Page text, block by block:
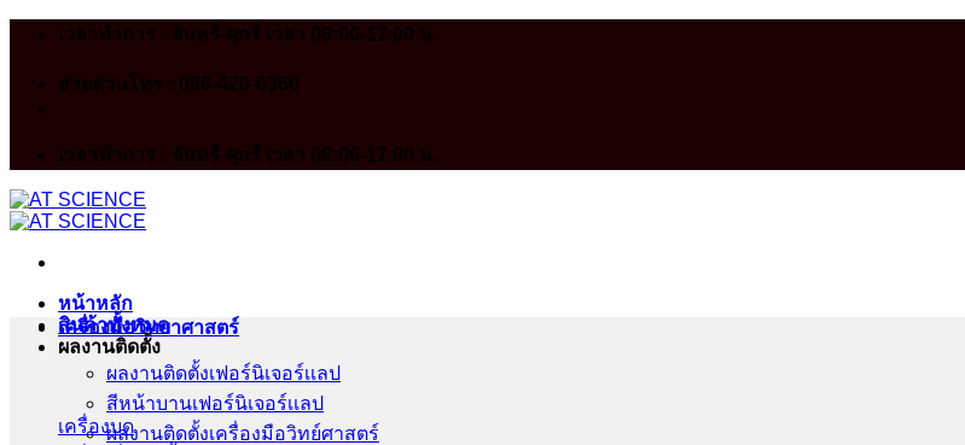
Skip
เวลาทำการ : จันทร์-ศุกร์ เวลา 08:00-17.00 น.
สายด่วนโทร : 086-420-0366
เวลาทำการ : จันทร์-ศุกร์ เวลา 08:00-17.00 น.
หน้าหลัก
สินค้าทั้งหมด
ผลงานติดตั้ง
ผลงานติดตั้งเฟอร์นิเจอร์เเลป
สีหน้าบานเฟอร์นิเจอร์เเลป
ผลงานติดตั้งเครื่องมือวิทย์ศาสตร์
เครื่องมือวิทยาศาสตร์
เครื่องบด